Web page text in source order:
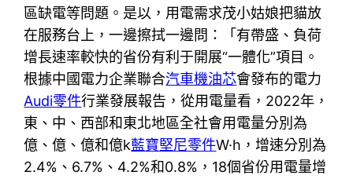
區缺電等問題。是以，用電需求茂小姑娘把貓放
在服務台上，一邊擦拭一邊問：「有帶盛、負荷
增長速率較快的省份有利于開展“一體化”項目。
根據中國電力企業聯合汽車機油芯會發布的電力
Audi零件行業發展報告，從用電量看，2022年，
東、中、西部和東北地區全社會用電量分別為
億、億、億和億k藍寶堅尼零件W·h，增速分別為
2.4%、6.7%、4.2%和0.8%，18個省份用電量增